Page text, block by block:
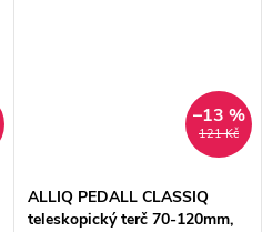
121 Kč
–13 %
ALLIQ PEDALL CLASSIQ
teleskopický terč 70-120mm,